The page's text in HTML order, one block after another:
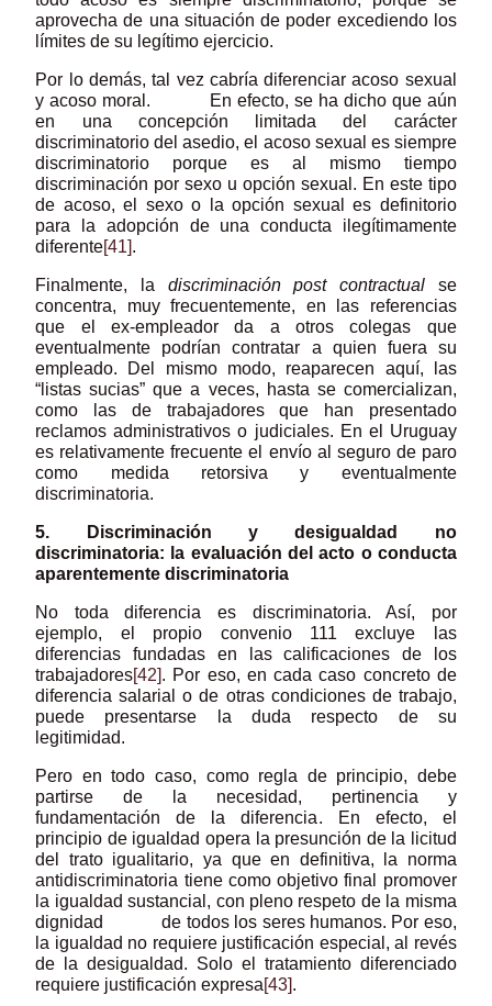
aprovecha de una situación de poder excediendo los
límites de su legítimo ejercicio.
Por lo demás, tal vez cabría diferenciar acoso sexual
y acoso moral. En efecto, se ha dicho que aún
en una concepción limitada del carácter
discriminatorio del asedio, el acoso sexual es siempre
discriminatorio porque es al mismo tiempo
discriminación por sexo u opción sexual. En este tipo
de acoso, el sexo o la opción sexual es definitorio
para la adopción de una conducta ilegítimamente
diferente[41].
Finalmente, la discriminación post contractual se
concentra, muy frecuentemente, en las referencias
que el ex-empleador da a otros colegas que
eventualmente podrían contratar a quien fuera su
empleado. Del mismo modo, reaparecen aquí, las
“listas sucias” que a veces, hasta se comercializan,
como las de trabajadores que han presentado
reclamos administrativos o judiciales. En el Uruguay
es relativamente frecuente el envío al seguro de paro
como medida retorsiva y eventualmente
discriminatoria.
5. Discriminación y desigualdad no
discriminatoria: la evaluación del acto o conducta
aparentemente discriminatoria
No toda diferencia es discriminatoria. Así, por
ejemplo, el propio convenio 111 excluye las
diferencias fundadas en las calificaciones de los
trabajadores[42]. Por eso, en cada caso concreto de
diferencia salarial o de otras condiciones de trabajo,
puede presentarse la duda respecto de su
legitimidad.
Pero en todo caso, como regla de principio, debe
partirse de la necesidad, pertinencia y
fundamentación de la diferencia. En efecto, el
principio de igualdad opera la presunción de la licitud
del trato igualitario, ya que en definitiva, la norma
antidiscriminatoria tiene como objetivo final promover
la igualdad sustancial, con pleno respeto de la misma
dignidad de todos los seres humanos. Por eso,
la igualdad no requiere justificación especial, al revés
de la desigualdad. Solo el tratamiento diferenciado
requiere justificación expresa[43].